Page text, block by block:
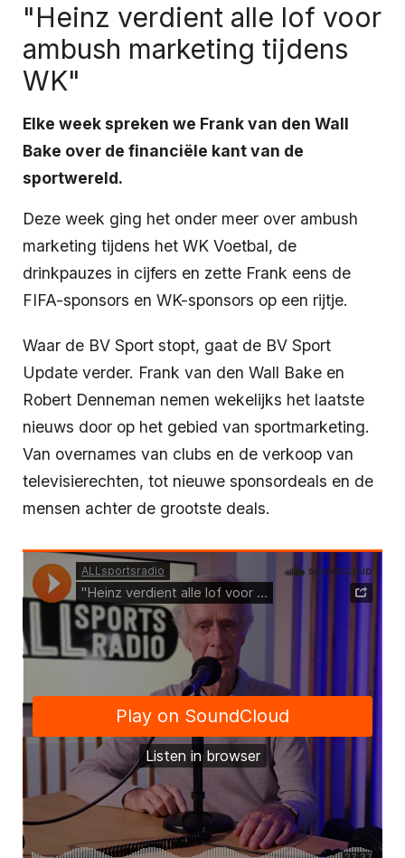
"Heinz verdient alle lof voor
ambush marketing tijdens
WK"
Elke week spreken we Frank van den Wall
Bake over de financiële kant van de
sportwereld.
Deze week ging het onder meer over ambush
marketing tijdens het WK Voetbal, de
drinkpauzes in cijfers en zette Frank eens de
FIFA-sponsors en WK-sponsors op een rijtje.
Waar de BV Sport stopt, gaat de BV Sport
Update verder. Frank van den Wall Bake en
Robert Denneman nemen wekelijks het laatste
nieuws door op het gebied van sportmarketing.
Van overnames van clubs en de verkoop van
televisierechten, tot nieuwe sponsordeals en de
mensen achter de grootste deals.